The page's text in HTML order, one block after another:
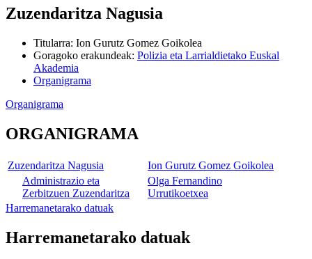
Zuzendaritza Nagusia
Titularra: Ion Gurutz Gomez Goikolea
Goragoko erakundeak: Polizia eta Larrialdietako Euskal
Akademia
Organigrama
Organigrama
ORGANIGRAMA
Zuzendaritza Nagusia
Ion Gurutz Gomez Goikolea
Administrazio eta
Zerbitzuen Zuzendaritza
Olga Fernandino
Urrutikoetxea
Harremanetarako datuak
Harremanetarako datuak